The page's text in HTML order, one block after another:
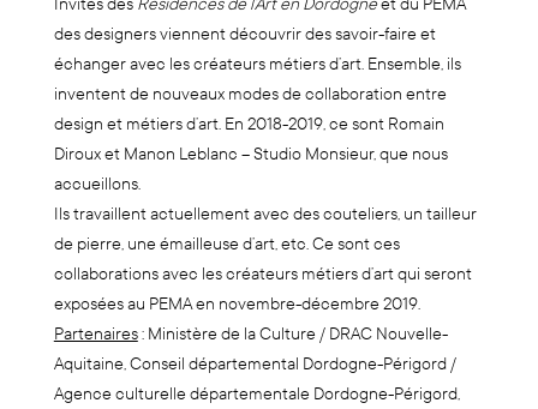
Invités des Résidences de l’Art en Dordogneet du PEMA
des designers viennent découvrir des savoir-faire et
échanger avec les créateurs métiers d’art. Ensemble, ils
inventent de nouveaux modes de collaboration entre
design et métiers d’art. En 2018-2019, ce sont Romain
Diroux et Manon Leblanc – Studio Monsieur, que nous
accueillons.
Ils travaillent actuellement avec des couteliers, un tailleur
de pierre, une émailleuse d’art, etc. Ce sont ces
collaborations avec les créateurs métiers d’art qui seront
exposées au PEMA en novembre-décembre 2019.
Partenaires: Ministère de la Culture / DRAC Nouvelle-
Aquitaine, Conseil départemental Dordogne-Périgord /
Agence culturelle départementale Dordogne-Périgord,